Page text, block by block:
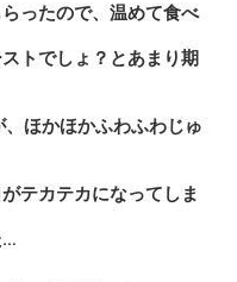
ったので、温めて食べ
トでしょ？とあまり期
ほかほかふわふわじゅ
テカテカになってしま
…